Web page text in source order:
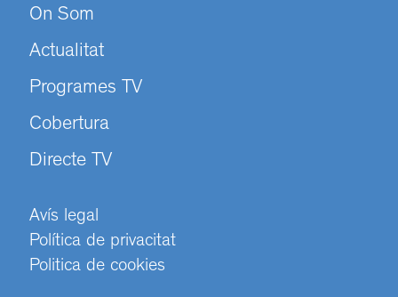
On Som
Actualitat
Programes TV
Cobertura
Directe TV
Avís legal
Política de privacitat
Politica de cookies